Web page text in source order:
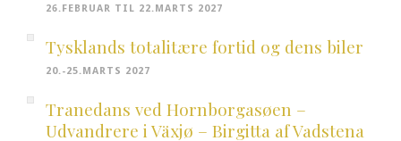
26.FEBRUAR TIL 22.MARTS 2027
Tysklands totalitære fortid og dens biler
20.-25.MARTS 2027
Tranedans ved Hornborgasøen –
Udvandrere i Växjø – Birgitta af Vadstena